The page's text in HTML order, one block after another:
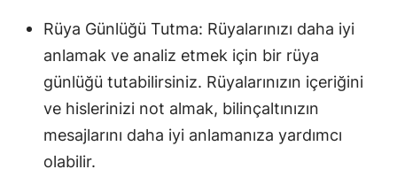
Rüya Günlüğü Tutma: Rüyalarınızı daha iyi
anlamak ve analiz etmek için bir rüya
günlüğü tutabilirsiniz. Rüyalarınızın içeriğini
ve hislerinizi not almak, bilinçaltınızın
mesajlarını daha iyi anlamanıza yardımcı
olabilir.